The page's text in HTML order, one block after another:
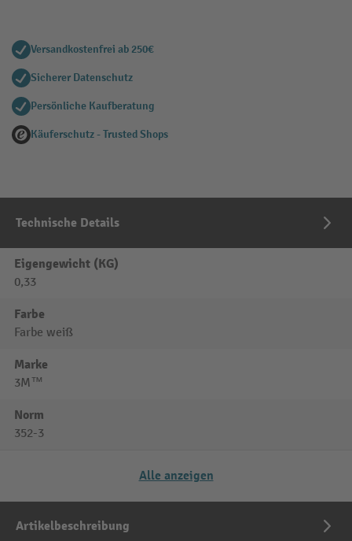
Versandkostenfrei ab 250€
Sicherer Datenschutz
Persönliche Kaufberatung
Käuferschutz - Trusted Shops
Technische Details
Eigengewicht (KG)
0,33
Farbe
Farbe weiß
Marke
3M™
Norm
352-3
Alle anzeigen
Artikelbeschreibung